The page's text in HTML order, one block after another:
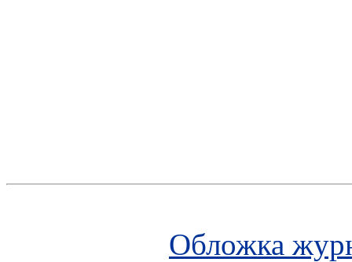
Обложка